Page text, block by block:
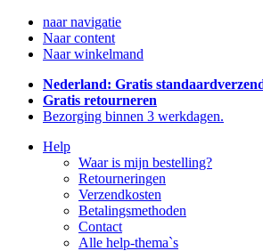
naar navigatie
Naar content
Naar winkelmand
Nederland: Gratis
Gratis retourneren
Bezorging binnen 3 werkdagen.
Help
Waar is mijn bestelling?
Retourneringen
Verzendkosten
Betalingsmethoden
Contact
Alle help-thema`s